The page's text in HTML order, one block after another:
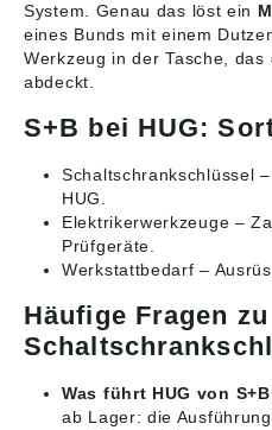
System. Genau das löst ein
eines Bunds mit einem
Werkzeug in der Tasche,
abdeckt.
S+B bei HUG:
Schaltschrankschlüssel
HUG.
Elektrikerwerkzeuge –
Prüfgeräte.
Werkstattbedarf –
Häufige Fragen zu
Was führt HUG von
ab Lager: die